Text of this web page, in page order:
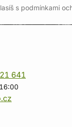
s podmínkami
641